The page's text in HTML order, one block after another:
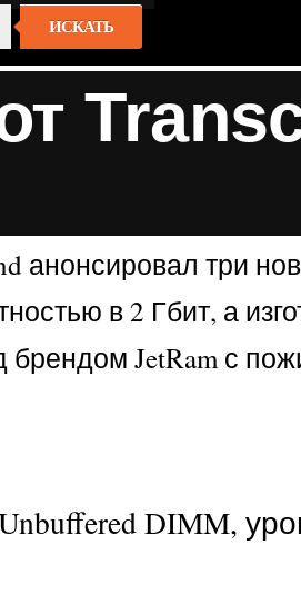
ИСКАТЬ
анонсировал три
в 2 Гбит, а
JetRam с
DIMM,